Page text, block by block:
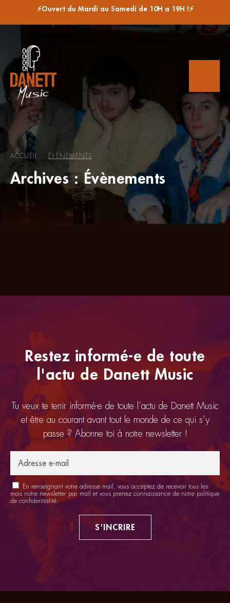
⚡Ouvert du Mardi au Samedi de 10H a 19H !⚡
Archives : Évènements
ACCUEIL - ÉVÈNEMENTS
Restez informé-e de toute
l'actu de Danett Music
Tu veux te tenir informé-e de toute l’actu de Danett Music
et être au courant avant tout le monde de ce qui s’y
passe ? Abonne toi à notre newsletter !
En renseignant votre adresse mail, vous acceptez de recevoir tous les
mois notre newsletter par mail et vous prenez connaissance de notre politique
de confidentialité.
S'INCRIRE